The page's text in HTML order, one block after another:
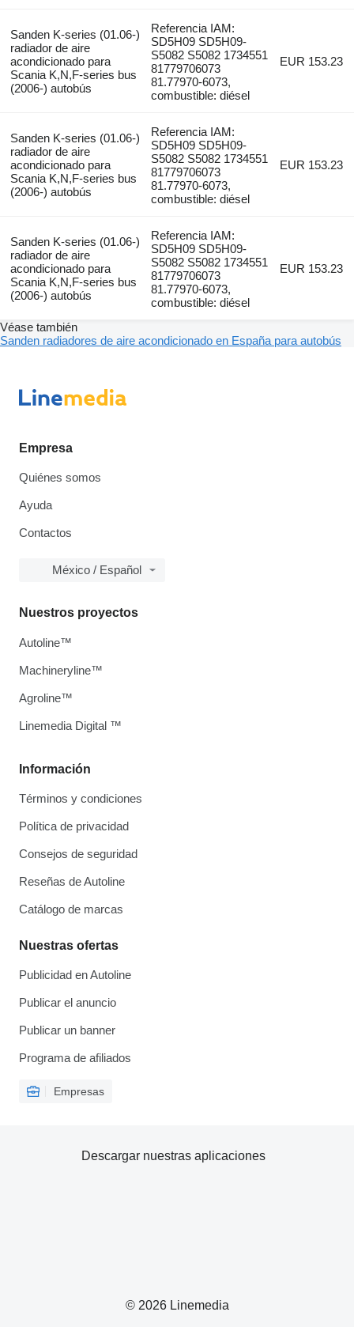
Sanden K-series (01.06-)
radiador de aire
acondicionado para
Scania K,N,F-series bus
(2006-) autobús
Referencia IAM:
SD5H09 SD5H09-
S5082 S5082 1734551
81779706073
81.77970-6073,
combustible: diésel
EUR 153.23
Sanden K-series (01.06-)
radiador de aire
acondicionado para
Scania K,N,F-series bus
(2006-) autobús
Referencia IAM:
SD5H09 SD5H09-
S5082 S5082 1734551
81779706073
81.77970-6073,
combustible: diésel
EUR 153.23
Sanden K-series (01.06-)
radiador de aire
acondicionado para
Scania K,N,F-series bus
(2006-) autobús
Referencia IAM:
SD5H09 SD5H09-
S5082 S5082 1734551
81779706073
81.77970-6073,
combustible: diésel
EUR 153.23
Véase también
Sanden radiadores de aire acondicionado en España para autobús
Empresa
Quiénes somos
Ayuda
Contactos
México / Español
Información
Términos y condiciones
Política de privacidad
Consejos de seguridad
Reseñas de Autoline
Catálogo de marcas
Nuestras ofertas
Publicidad en Autoline
Publicar el anuncio
Publicar un banner
Programa de afiliados
Empresas
Nuestros proyectos
Autoline™
Machineryline™
Agroline™
Linemedia Digital ™
© 2026 Linemedia
Descargar nuestras aplicaciones